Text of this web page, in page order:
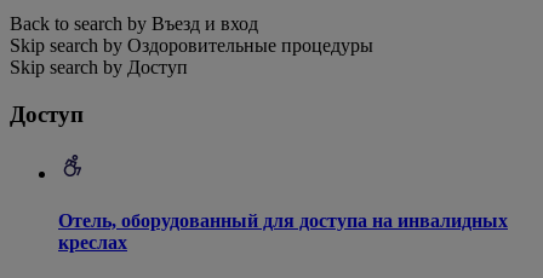
Back to search by Въезд и вход
Skip search by Оздоровительные процедуры
Skip search by Доступ
Доступ
Отель, оборудованный для доступа на инвалидных
креслах